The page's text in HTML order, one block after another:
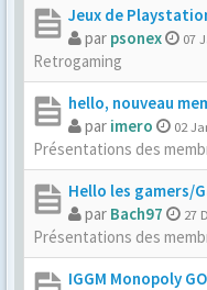
Jeux de
par psonex 07
Retrogaming
hello, nouveau
par imero 02
Présentations des
Hello les gamers/
par Bach97 27
Présentations des
IGGM Monopoly